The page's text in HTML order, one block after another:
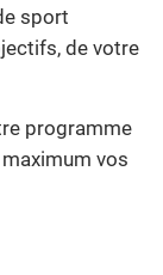
sport
de votre
programme
vos